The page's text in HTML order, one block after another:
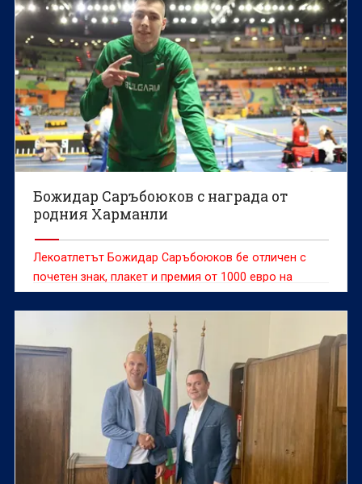
Божидар Саръбоюков с награда от
родния Харманли
Лекоатлетът Божидар Саръбоюков бе отличен с
почетен знак, плакет и премия от 1000 евро на
днешния Ден на Харманли, който е и неговия роден
град, в който живее и тренира.